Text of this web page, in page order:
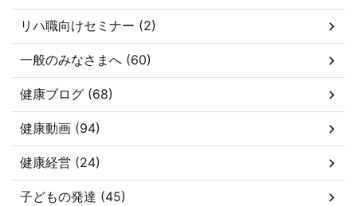
リハ職向けセミナー (2)
一般のみなさまへ (60)
健康ブログ (68)
健康動画 (94)
健康経営 (24)
子どもの発達 (45)